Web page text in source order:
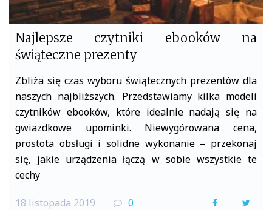
Najlepsze czytniki ebooków na
świąteczne prezenty
Zbliża się czas wyboru świątecznych prezentów dla
naszych najbliższych. Przedstawiamy kilka modeli
czytników ebooków, które idealnie nadają się na
gwiazdkowe upominki. Niewygórowana cena,
prostota obsługi i solidne wykonanie – przekonaj
się, jakie urządzenia łączą w sobie wszystkie te
cechy
18 listopada 2019 0 F